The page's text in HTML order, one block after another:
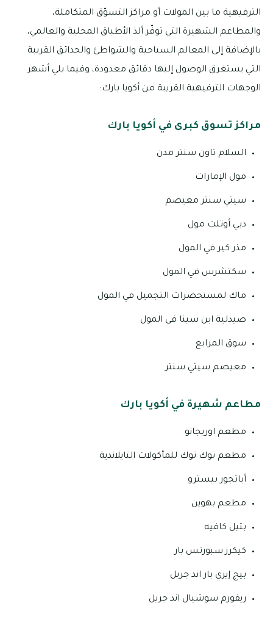
الترفيهية ما بين المولات أو مراكز التسوّق المتكاملة،
والمطاعم الشهيرة التي توفّر ألذ الأطباق المحلية والعالمي،
بالإضافة إلى المعالم السياحية والشواطئ والحدائق القريبة
التي يستغرق الوصول إليها دقائق معدودة، وفيما يلي أشهر
الوجهات الترفيهية القريبة من أكويا بارك:
مراكز تسوق كبرى في أكويا بارك
السلام تاون سنتر مدن
مول الإمارات
سيتي سنتر معيصم
دبي أوتلت مول
مذر كير في المول
سكتشرس في المول
ماك لمستحضرات التجميل في المول
صيدلية ابن سينا في المول
سوق المرابع
معيصم سيتي سنتر
مطاعم شهيرة في أكويا بارك
مطعم اوريجانو
مطعم توك توك للمأكولات التايلاندية
أباتجور بيسترو
مطعم بهوين
بتيل كافيه
كيكرز سبورتس بار
بيج إيزي بار اند جريل
ريفورم سوشيال اند جريل